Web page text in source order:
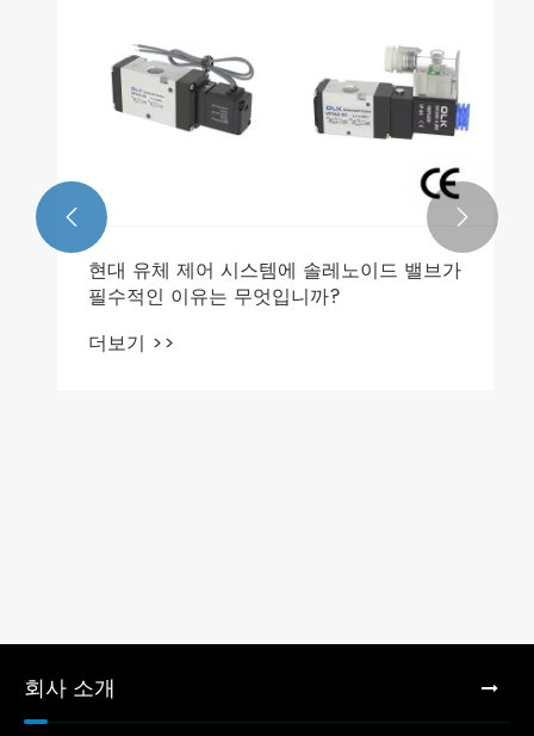
현대 유체 제어 시스템에 솔레노이드 밸브가
필수적인 이유는 무엇입니까?
더보기 >>
 
회사 소개